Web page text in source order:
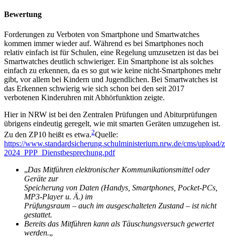
Bewertung
Forderungen zu Verboten von Smartphone und Smartwatches
kommen immer wieder auf. Während es bei Smartphones noch
relativ einfach ist für Schulen, eine Regelung umzusetzen ist das bei
Smartwatches deutlich schwieriger. Ein Smartphone ist als solches
einfach zu erkennen, da es so gut wie keine nicht-Smartphones mehr
gibt, vor allem bei Kindern und Jugendlichen. Bei Smartwatches ist
das Erkennen schwierig wie sich schon bei den seit 2017
verbotenen Kinderuhren mit Abhörfunktion zeigte.
Hier in NRW ist bei den Zentralen Prüfungen und Abiturprüfungen
übrigens eindeutig geregelt, wie mit smarten Geräten umzugehen ist.
Zu den ZP10 heißt es etwa.2Quelle:
https://www.standardsicherung.schulministerium.nrw.de/cms/
2024_PPP_Dienstbesprechung.pdf
„Das Mitführen elektronischer Kommunikationsmittel oder
Geräte zur
Speicherung von Daten (Handys, Smartphones, Pocket-PCs,
MP3-Player u. Ä.) im
Prüfungsraum – auch im ausgeschalteten Zustand – ist nicht
gestattet.
Bereits das Mitführen kann als Täuschungsversuch gewertet
werden.„